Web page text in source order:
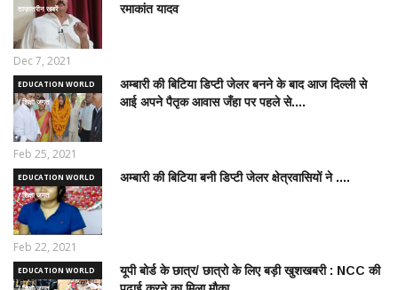
ताज़ातरीन खबरें
रमाकांत यादव
Dec 7, 2021
EDUCATION WORLD
/ शिक्षा जगत
अम्बारी की बिटिया डिप्टी जेलर बनने के बाद आज दिल्ली से
आई अपने पैतृक आवास जँहा पर पहले से....
Feb 25, 2021
EDUCATION WORLD
/ शिक्षा जगत
अम्बारी की बिटिया बनी डिप्टी जेलर क्षेत्रवासियों ने ....
Feb 22, 2021
EDUCATION WORLD
/ शिक्षा जगत
यूपी बोर्ड के छात्र/ छात्रो के लिए बड़ी खुशखबरी : NCC की